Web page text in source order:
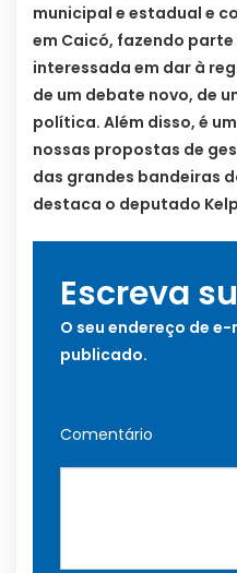
municipal e estadual e
em Caicó, fazendo
interessada em dar à
de um debate novo, de
política. Além disso, é
nossas propostas de
das grandes bandeiras
destaca o deputado
Escreva
O seu endereço de
publicado.
Comentário